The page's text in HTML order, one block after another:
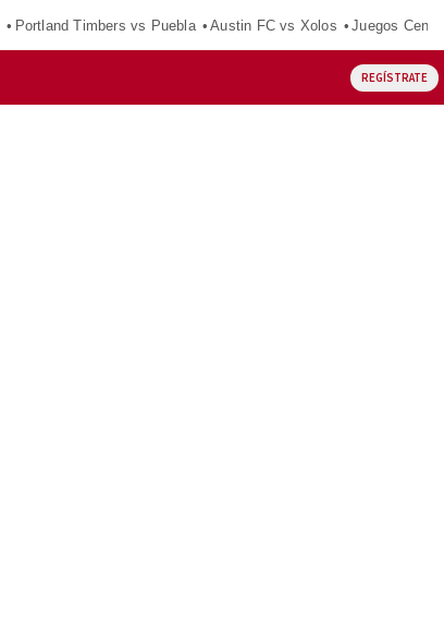
Portland Timbers vs Puebla Austin FC vs Xolos Juegos
REGÍSTRATE